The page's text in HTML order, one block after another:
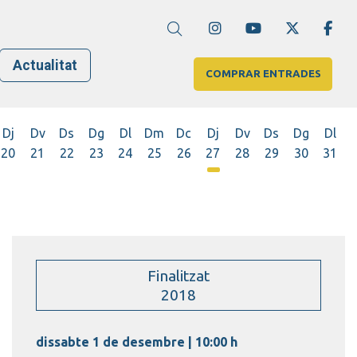
Link a instagram
Link a youtube
Link a
Cerca
COMPRAR ENTRADES
Actualitat
Dj
20
Dv
21
Ds
22
Dg
23
Dl
24
Dm
25
Dc
26
Dj
27
Dijous 27 d'agost
Dv
28
Ds
29
Dg
30
Dl
31
Finalitzat
2018
dissabte 1 de desembre 10:00 h